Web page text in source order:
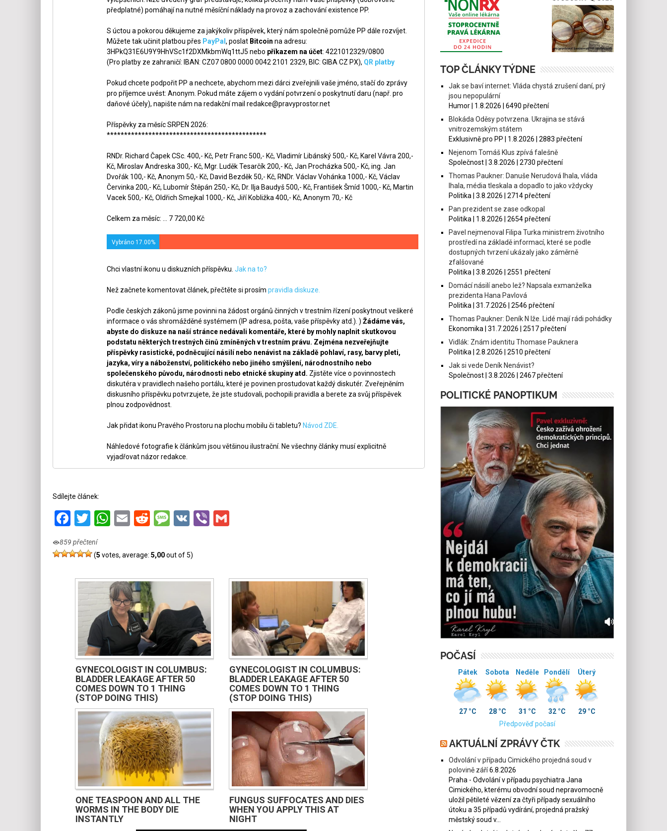
předplatné) pomáhají na nutné měsíční náklady na provoz a zachování existence PP.
S úctou a pokorou děkujeme za jakýkoliv příspěvek, který nám společně pomůže PP dále rozvíjet.
Můžete tak učinit platbou přes PayPal , poslat Bitcoin na adresu:
3HPkQ31E6U9Y9HhVSc1f2DXMkbmWq1ttJ5 nebo příkazem na účet: 4221012329/0800
(Pro platby ze zahraničí: IBAN: CZ07 0800 0000 0042 2101 2329, BIC: GIBA CZ PX), QR platby
Pokud chcete podpořit PP a nechcete, abychom mezi dárci zveřejnili vaše jméno, stačí do zprávy
pro příjemce uvést: Anonym. Pokud máte zájem o vydání potvrzení o poskytnutí daru (např. pro
daňové účely), napište nám na redakční mail redakce@pravyprostor.net
Příspěvky za měsíc SRPEN 2026:
**********************************************
RNDr. Richard Čapek CSc. 400,- Kč, Petr Franc 500,- Kč, Vladimír Libánský 500,- Kč, Karel Vávra 200,-
Kč, Miroslav Andreska 300,- Kč, Mgr. Luděk Tesarčík 200,- Kč, Jan Procházka 500,- Kč, ing. Jan
Dvořák 100,- Kč, Anonym 50,- Kč, David Bezděk 50,- Kč, RNDr. Václav Vohánka 1000,- Kč, Václav
Červinka 200,- Kč, Lubomír Štěpán 250,- Kč, Dr. Ilja Baudyš 500,- Kč, František Šmíd 1000,- Kč, Martin
Vacek 500,- Kč, Oldřich Smejkal 1000,- Kč, Jiří Kobližka 400,- Kč, Anonym 70,- Kč
Celkem za měsíc: ... 7 720,00 Kč
Vybráno 17.00%
Chci vlastní ikonu u diskuzních příspěvku. Jak na to?
Než začnete komentovat článek, přečtěte si prosím pravidla diskuze.
Podle českých zákonů jsme povinni na žádost orgánů činných v trestním řízení poskytnout veškeré
informace o vás shromážděné systémem (IP adresa, pošta, vaše příspěvky atd.). ) Žádáme vás,
abyste do diskuze na naší stránce nedávali komentáře, které by mohly naplnit skutkovou
podstatu některých trestných činů zmíněných v trestním právu. Zejména nezveřejňujte
příspěvky rasistické, podněcující násilí nebo nenávist na základě pohlaví, rasy, barvy pleti,
jazyka, víry a náboženství, politického nebo jiného smýšlení, národnostního nebo
společenského původu, národnosti nebo etnické skupiny atd. Zjistěte více o povinnostech
diskutéra v pravidlech našeho portálu, které je povinen prostudovat každý diskutér. Zveřejněním
diskusního příspěvku potvrzujete, že jste studovali, pochopili pravidla a berete za svůj příspěvek
plnou zodpovědnost.
Jak přidat ikonu Pravého Prostoru na plochu mobilu či tabletu? Návod ZDE.
Náhledové fotografie k článkům jsou většinou ilustrační. Ne všechny články musí explicitně
vyjadřovat názor redakce.
Sdílejte článek:
Facebook
Twitter
WhatsApp
EmailRedditMessage
VKViberGmail
859 přečtení
(5 votes, average: 5,00out of 5)
GYNECOLOGIST IN COLUMBUS:
BLADDER LEAKAGE AFTER 50
COMES DOWN TO 1 THING
(STOP DOING THIS)
GYNECOLOGIST IN COLUMBUS:
BLADDER LEAKAGE AFTER 50
COMES DOWN TO 1 THING
(STOP DOING THIS)
ONE TEASPOON AND ALL THE
WORMS IN THE BODY DIE
INSTANTLY
FUNGUS SUFFOCATES AND DIES
WHEN YOU APPLY THIS AT
NIGHT
TOP ČLÁNKY TÝDNE
Jak se baví internet: Vláda chystá zrušení daní, prý
jsou nepopulární
Humor | 1.8.2026 | 6490 přečtení
Blokáda Oděsy potvrzena. Ukrajina se stává
vnitrozemským státem
Exklusivně pro PP | 1.8.2026 | 2883 přečtení
Nejenom Tomáš Klus zpívá falešně
Společnost | 3.8.2026 | 2730 přečtení
Thomas Paukner: Danuše Nerudová lhala, vláda
lhala, média tleskala a dopadlo to jako vždycky
Politika | 3.8.2026 | 2714 přečtení
Pan prezident se zase odkopal
Politika | 1.8.2026 | 2654 přečtení
Pavel nejmenoval Filipa Turka ministrem životního
prostředí na základě informací, které se podle
dostupných tvrzení ukázaly jako záměrně
zfalšované
Politika | 3.8.2026 | 2551 přečtení
Domácí násilí anebo lež? Napsala exmanželka
prezidenta Hana Pavlová
Politika | 31.7.2026 | 2546 přečtení
Thomas Paukner: Deník N lže. Lidé mají rádi pohádky
Ekonomika | 31.7.2026 | 2517 přečtení
Vidlák: Znám identitu Thomase Pauknera
Politika | 2.8.2026 | 2510 přečtení
Jak si vede Deník Nenávist?
Společnost | 3.8.2026 | 2467 přečtení
POLITICKÉ PANOPTIKUM
POČASÍ
Pátek
27 °C
Sobota
28 °C
Neděle
31 °C
Pondělí
32 °C
Úterý
29 °C
Předpověď počasí
AKTUÁLNÍ ZPRÁVY ČTK
Odvolání v případu Cimického projedná soud v
polovině září6.8.2026
Praha - Odvolání v případu psychiatra Jana
Cimického, kterému obvodní soud nepravomocně
uložil pětileté vězení za čtyři případy sexuálního
útoku a 35 případů vydírání, projedná pražský
městský soud v...